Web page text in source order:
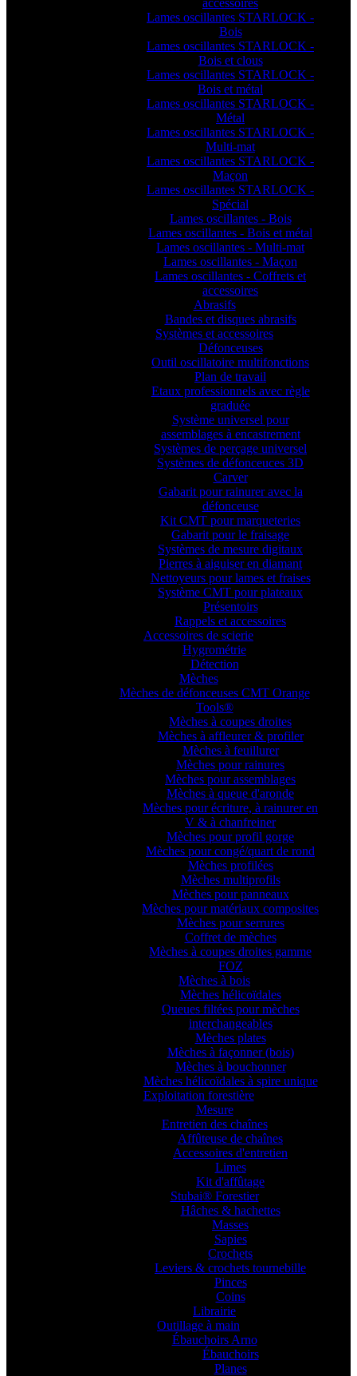
accessoires
Lames oscillantes STARLOCK -
Bois
Lames oscillantes STARLOCK -
Bois et clous
Lames oscillantes STARLOCK -
Bois et métal
Lames oscillantes STARLOCK -
Métal
Lames oscillantes STARLOCK -
Multi-mat
Lames oscillantes STARLOCK -
Maçon
Lames oscillantes STARLOCK -
Spécial
Lames oscillantes - Bois
Lames oscillantes - Bois et métal
Lames oscillantes - Multi-mat
Lames oscillantes - Maçon
Lames oscillantes - Coffrets et
accessoires
Abrasifs
Bandes et disques abrasifs
Systèmes et accessoires
Défonceuses
Outil oscillatoire multifonctions
Plan de travail
Etaux professionnels avec règle
graduée
Système universel pour
assemblages à encastrement
Systèmes de perçage universel
Systèmes de défonceuces 3D
Carver
Gabarit pour rainurer avec la
défonceuse
Kit CMT pour marqueteries
Gabarit pour le fraisage
Systèmes de mesure digitaux
Pierres à aiguiser en diamant
Nettoyeurs pour lames et fraises
Système CMT pour plateaux
Présentoirs
Rappels et accessoires
Accessoires de scierie
Hygrométrie
Détection
Mèches
Mèches de défonceuses CMT Orange
Tools®
Mèches à coupes droites
Mèches à affleurer & profiler
Mèches à feuillurer
Mèches pour rainures
Mèches pour assemblages
Mèches à queue d'aronde
Mèches pour écriture, à rainurer en
V & à chanfreiner
Mèches pour profil gorge
Mèches pour congé/quart de rond
Mèches profilées
Mèches multiprofils
Mèches pour panneaux
Mèches pour matériaux composites
Mèches pour serrures
Coffret de mèches
Mèches à coupes droites gamme
FOZ
Mèches à bois
Mèches hélicoïdales
Queues filtées pour mèches
interchangeables
Mèches plates
Mèches à façonner (bois)
Mèches à bouchonner
Mèches hélicoïdales à spire unique
Exploitation forestière
Mesure
Entretien des chaînes
Affûteuse de chaînes
Accessoires d'entretien
Limes
Kit d'affûtage
Stubai® Forestier
Hâches & hachettes
Masses
Sapies
Crochets
Leviers & crochets tournebille
Pinces
Coins
Librairie
Outillage à main
Ébauchoirs Arno
Ébauchoirs
Planes